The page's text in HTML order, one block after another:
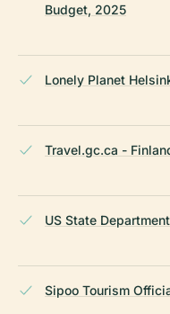
Budget, 2025
Lonely Planet
Travel.gc.ca -
US State
Sipoo Tourism